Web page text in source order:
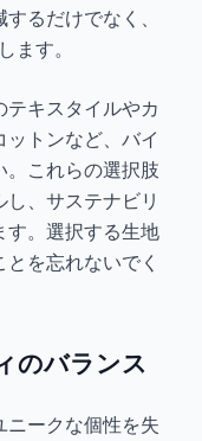
るだけでなく、
ます。
テキスタイルやカ
トンなど、バイ
。これらの選択肢
、サステナビリ
す。選択する生地
を忘れないでく
のバランス
ニークな個性を失